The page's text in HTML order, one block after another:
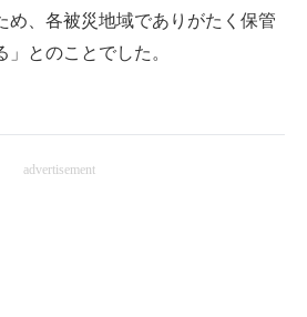
め、各被災地域でありがたく保管
とのことでした。
advertisement